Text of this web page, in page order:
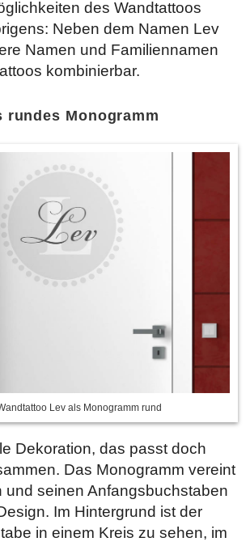
des Wandtattoos
Neben dem Namen Lev
Namen und Familiennamen
kombinierbar.
rundes Monogramm
Lev als Monogramm rund
Dekoration, das passt doch
Das Monogramm vereint
und seinen Anfangsbuchstaben
Im Hintergrund ist der
in einem Kreis zu sehen, im